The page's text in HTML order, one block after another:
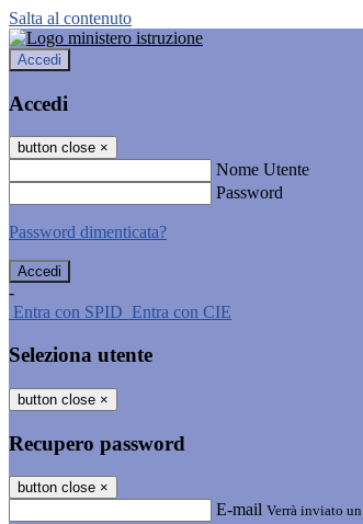
Salta al contenuto
Accedi
Accedi
button close ×
Nome Utente
Password
Password dimenticata?
-
Entra con SPID Entra con CIE
Seleziona utente
button close ×
Recupero password
button close ×
E-mail Verrà inviato